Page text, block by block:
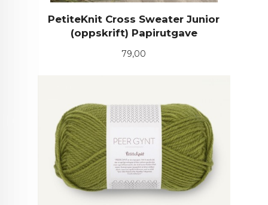
PetiteKnit Cross Sweater Junior
(oppskrift) Papirutgave
Pris
79,00